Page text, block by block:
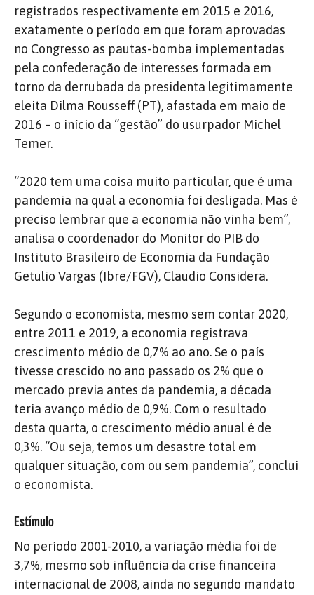
registrados respectivamente em 2015 e 2016,
exatamente o período em que foram aprovadas
no Congresso as pautas-bomba implementadas
pela confederação de interesses formada em
torno da derrubada da presidenta legitimamente
eleita Dilma Rousseff (PT), afastada em maio de
2016 – o início da “gestão” do usurpador Michel
Temer.
“2020 tem uma coisa muito particular, que é uma
pandemia na qual a economia foi desligada. Mas é
preciso lembrar que a economia não vinha bem”,
analisa o coordenador do Monitor do PIB do
Instituto Brasileiro de Economia da Fundação
Getulio Vargas (Ibre/FGV), Claudio Considera.
Segundo o economista, mesmo sem contar 2020,
entre 2011 e 2019, a economia registrava
crescimento médio de 0,7% ao ano. Se o país
tivesse crescido no ano passado os 2% que o
mercado previa antes da pandemia, a década
teria avanço médio de 0,9%. Com o resultado
desta quarta, o crescimento médio anual é de
0,3%. “Ou seja, temos um desastre total em
qualquer situação, com ou sem pandemia”, conclui
o economista.
Estímulo
No período 2001-2010, a variação média foi de
3,7%, mesmo sob influência da crise financeira
internacional de 2008, ainda no segundo mandato